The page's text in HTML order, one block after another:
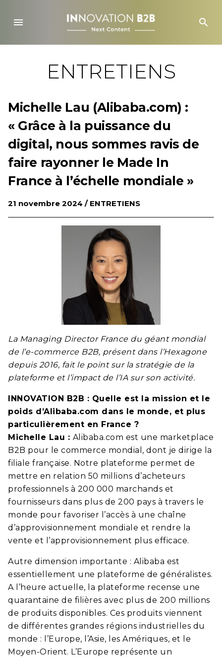
content
menu search
ENTRETIENS
Michelle Lau (Alibaba.com) :
« Grâce à la puissance du
digital, nous sommes ravis de
faire rayonner le Made In
France à l’échelle mondiale »
21 novembre 2024 / ENTRETIENS
La Managing Director France du géant mondial
de l’e-commerce B2B, présent dans l’Hexagone
depuis 2016, fait le point sur la stratégie de la
plateforme et l’impact de l’IA sur son activité.
INNOVATION B2B : Quelle est la mission et le
poids d’Alibaba.com dans le monde, et plus
particulièrement en France ?
Michelle Lau : Alibaba.com est une marketplace
B2B pour le commerce mondial, dont je dirige la
filiale française. Notre plateforme permet de
mettre en relation 50 millions d’acheteurs
professionnels à 200 000 marchands et
fournisseurs dans plus de 200 pays à travers le
monde pour favoriser l’accès à une chaîne
d’approvisionnement mondiale et rendre la
vente et l’approvisionnement plus efficace.
Autre dimension importante : Alibaba est
essentiellement une plateforme de généralistes.
A l’heure actuelle, la plateforme recense une
quarantaine de filières avec plus de 200 millions
de produits disponibles. Ces produits viennent
de différentes grandes régions industrielles du
monde : l’Europe, l’Asie, les Amériques, et le
Moyen-Orient. L’Europe représente un